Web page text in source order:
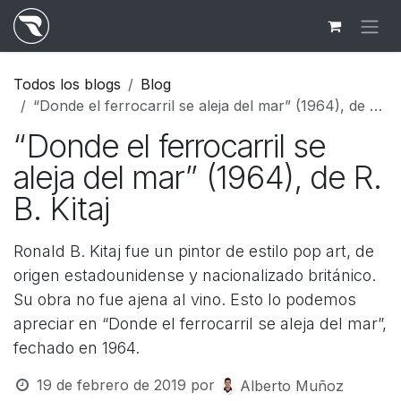
Ir al contenido
Todos los blogs
Blog
“Donde el ferrocarril se aleja del mar” (1964), de R. B. Kitaj
“Donde el ferrocarril se
aleja del mar” (1964), de R.
B. Kitaj
Ronald B. Kitaj fue un pintor de estilo pop art, de
origen estadounidense y nacionalizado británico.
Su obra no fue ajena al vino. Esto lo podemos
apreciar en “Donde el ferrocarril se aleja del mar”,
fechado en 1964.
19 de febrero de 2019 por Alberto Muñoz